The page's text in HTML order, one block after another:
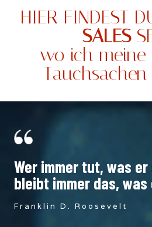
HIER FINDEST
SALES
wo ich meine
Wer immer tut, was
bleibt immer das,
Franklin D. Roosevelt